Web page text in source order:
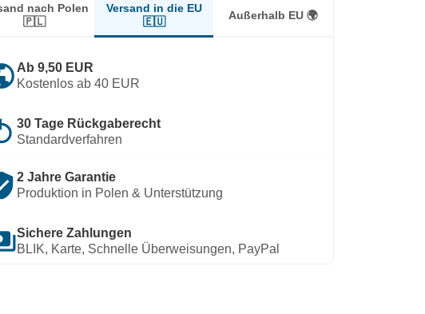
nach Polen
🇵🇱
Versand in die EU
🇪🇺
Außerhalb EU 🌍
Ab 9,50 EUR
Kostenlos ab 40 EUR
30 Tage Rückgaberecht
Standardverfahren
2 Jahre Garantie
Produktion in Polen & Unterstützung
Sichere Zahlungen
BLIK, Karte, Schnelle Überweisungen, PayPal